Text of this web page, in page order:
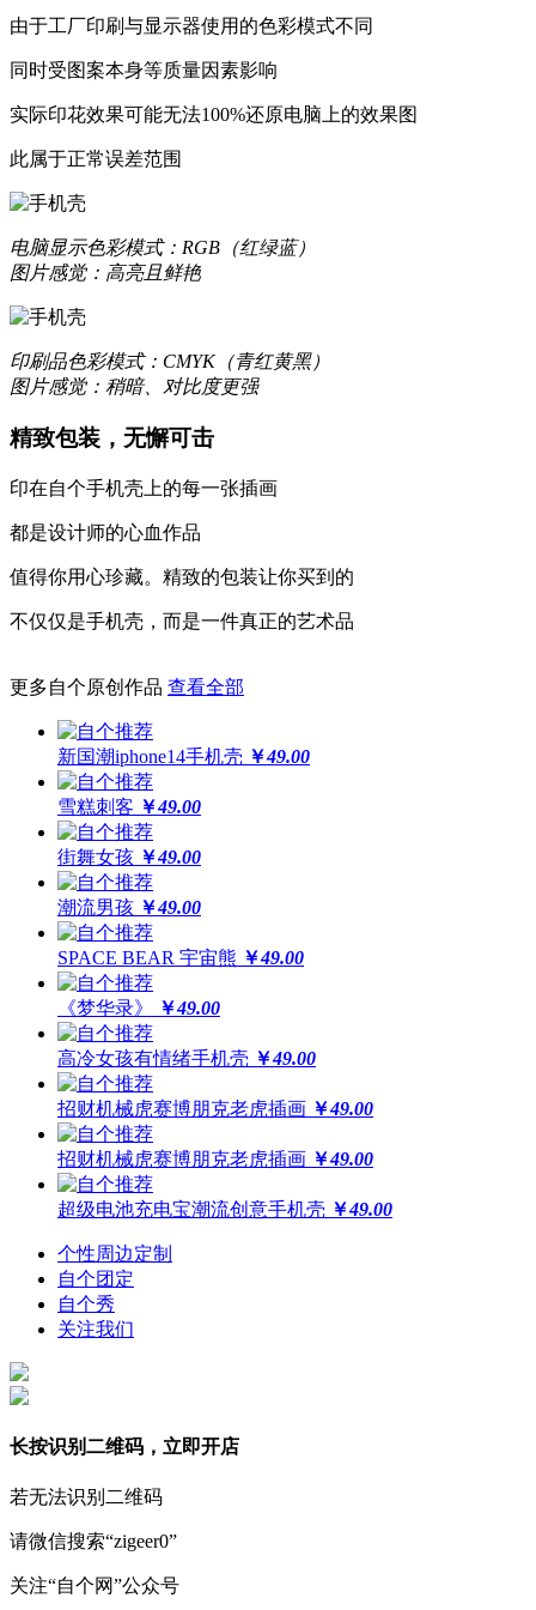
更合身
优质液态硅胶材质，一体成型，精准孔位，贴合原机机身设
质感升级，耐刮防撞，加倍防护
更轻薄
数次改良模具，实现裸机般纤薄手感
更保护
更还原
全球领先喷绘工艺，100%高精度印刷
64位高保真色彩，画面高度还原
由于工厂印刷与显示器使用的色彩模式不同
同时受图案本身等质量因素影响
实际印花效果可能无法100%还原电脑上的效果图
此属于正常误差范围
电脑显示色彩模式：RGB（红绿蓝）
图片感觉：高亮且鲜艳
印刷品色彩模式：CMYK（青红黄黑）
图片感觉：稍暗、对比度更强
精致包装，无懈可击
印在自个手机壳上的每一张插画
都是设计师的心血作品
值得你用心珍藏。精致的包装让你买到的
不仅仅是手机壳，而是一件真正的艺术品
更多自个原创作品 查看全部
新国潮iphone14手机壳 ￥49.00
雪糕刺客 ￥49.00
街舞女孩 ￥49.00
潮流男孩 ￥49.00
SPACE BEAR 宇宙熊 ￥49.00
《梦华录》 ￥49.00
高冷女孩有情绪手机壳 ￥49.00
招财机械虎赛博朋克老虎插画 ￥49.00
招财机械虎赛博朋克老虎插画 ￥49.00
超级电池充电宝潮流创意手机壳 ￥49.00
个性周边定制
自个团定
自个秀
关注我们
长按识别二维码，立即开店
若无法识别二维码
请微信搜索“zigeer0”
关注“自个网”公众号